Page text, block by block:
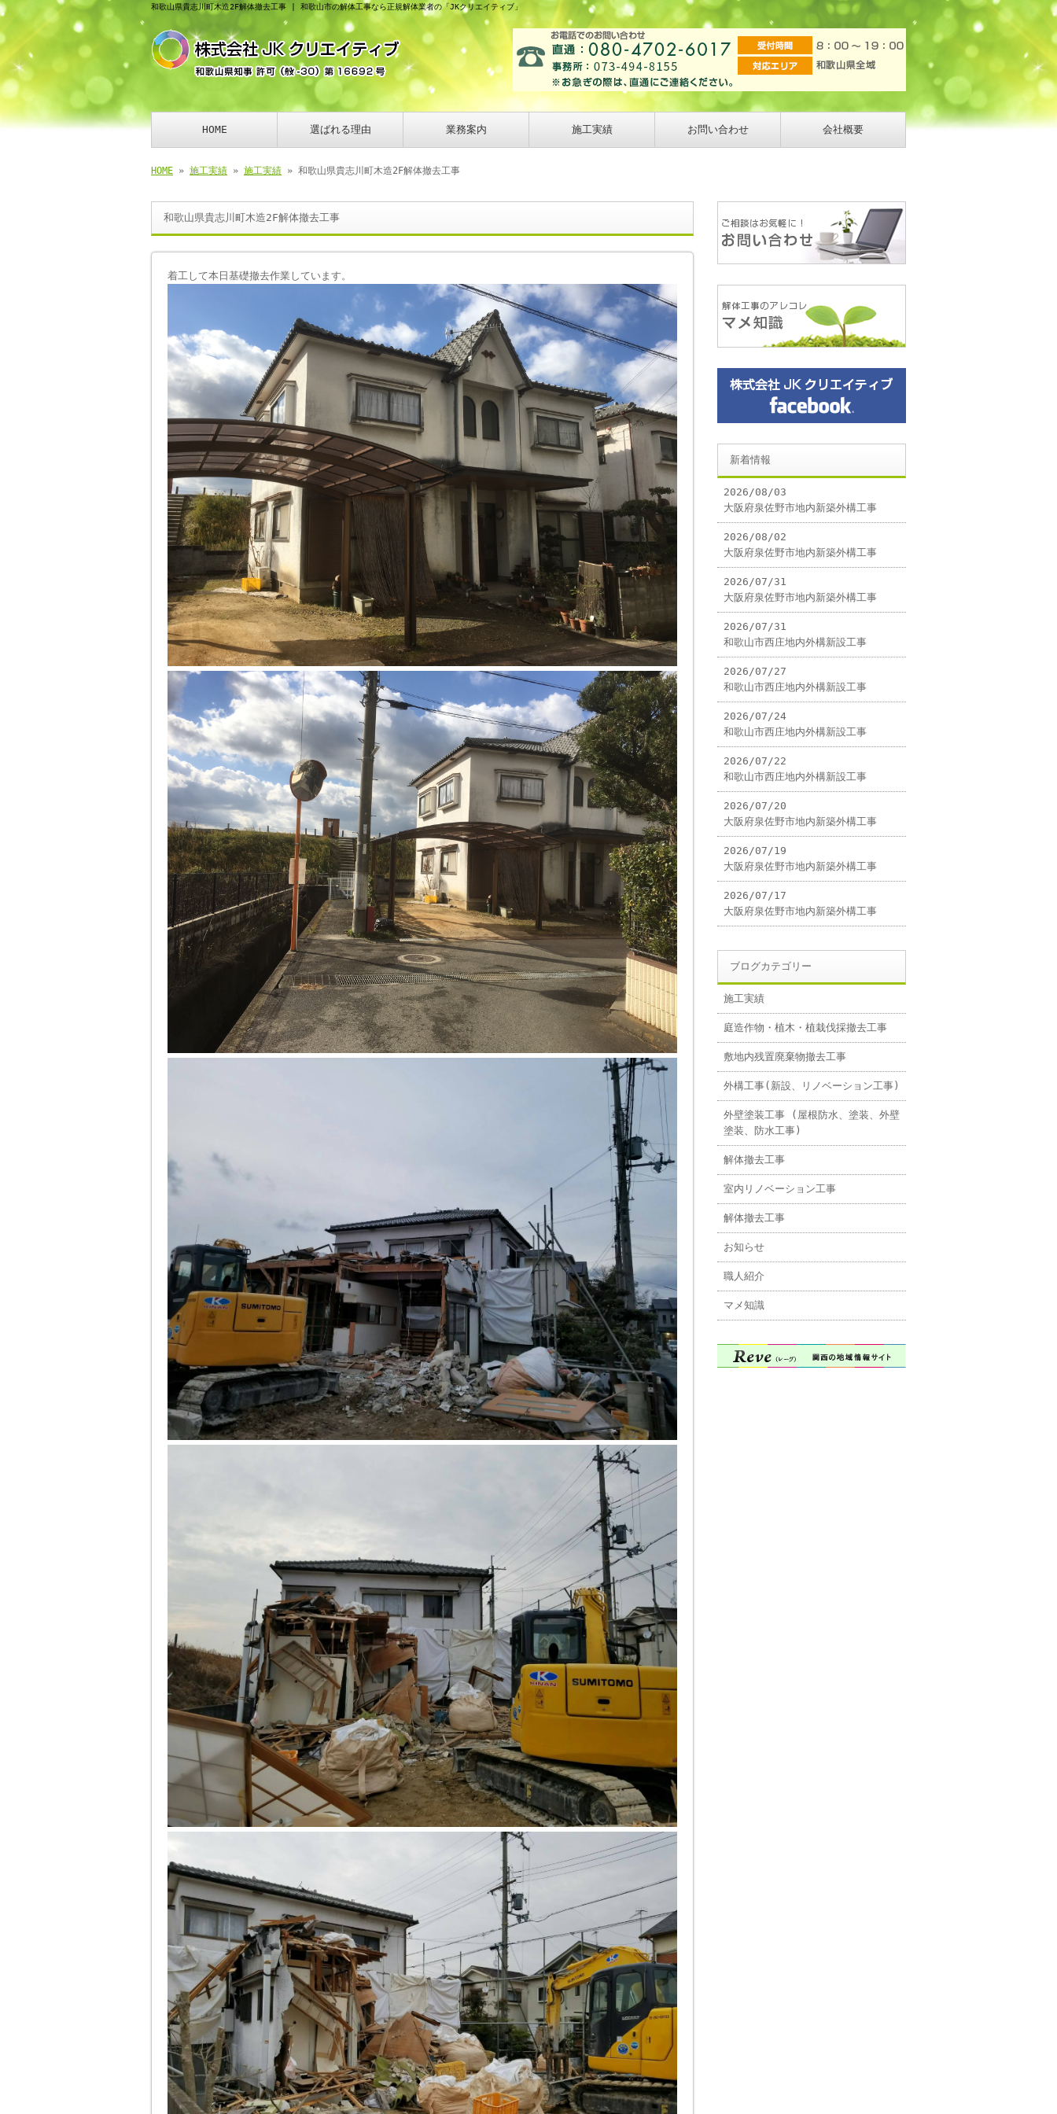
和歌山県貴志川町木造2F解体撤去工事 | 和歌山市の解体工事なら正規解体業者の「JKクリエイティブ」
HOME 選ばれる理由 業務案内 施工実績 お問い合わせ 会社概要
HOME » 施工実績 » 施工実績 » 和歌山県貴志川町木造2F解体撤去工事
和歌山県貴志川町木造2F解体撤去工事
着工して本日基礎撤去作業しています。
新着情報
2026/08/03
大阪府泉佐野市地内新築外構工事
2026/08/02
大阪府泉佐野市地内新築外構工事
2026/07/31
大阪府泉佐野市地内新築外構工事
2026/07/31
和歌山市西庄地内外構新設工事
2026/07/27
和歌山市西庄地内外構新設工事
2026/07/24
和歌山市西庄地内外構新設工事
2026/07/22
和歌山市西庄地内外構新設工事
2026/07/20
大阪府泉佐野市地内新築外構工事
2026/07/19
大阪府泉佐野市地内新築外構工事
2026/07/17
大阪府泉佐野市地内新築外構工事
ブログカテゴリー
施工実績
庭造作物・植木・植栽伐採撤去工事
敷地内残置廃棄物撤去工事
外構工事(新設、リノベーション工事)
外壁塗装工事 (屋根防水、塗装、外壁
塗装、防水工事)
解体撤去工事
室内リノベーション工事
解体撤去工事
お知らせ
職人紹介
マメ知識